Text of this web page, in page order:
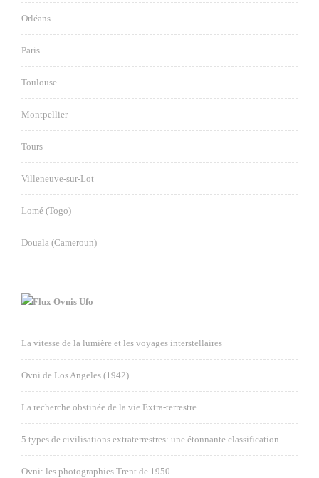
Orléans
Paris
Toulouse
Montpellier
Tours
Villeneuve-sur-Lot
Lomé (Togo)
Douala (Cameroun)
Ovnis Ufo
La vitesse de la lumière et les voyages interstellaires
Ovni de Los Angeles (1942)
La recherche obstinée de la vie Extra-terrestre
5 types de civilisations extraterrestres: une étonnante classification
Ovni: les photographies Trent de 1950